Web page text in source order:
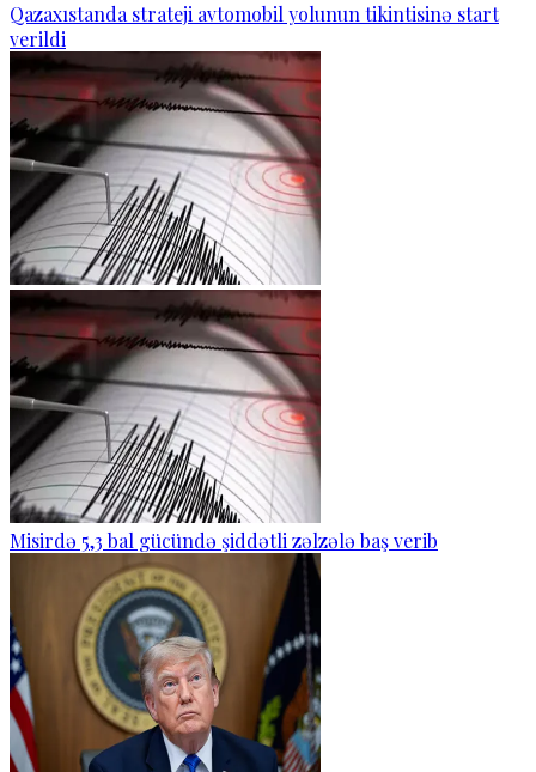
Qazaxıstanda strateji avtomobil yolunun tikintisinə start
verildi
Misirdə 5,3 bal gücündə şiddətli zəlzələ baş verib